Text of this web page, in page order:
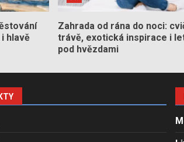
hlavě
Zahrada od rána do noci:
trávě, exotická inspirace i
pod hvězdami